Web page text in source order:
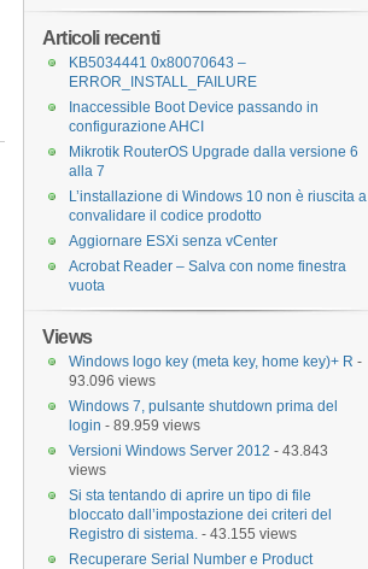
Articoli recenti
KB5034441 0x80070643 –
ERROR_INSTALL_FAILURE
Inaccessible Boot Device passando in
configurazione AHCI
Mikrotik RouterOS Upgrade dalla versione 6
alla 7
L’installazione di Windows 10 non è riuscita a
convalidare il codice prodotto
Aggiornare ESXi senza vCenter
Acrobat Reader – Salva con nome finestra
vuota
Views
Windows logo key (meta key, home key)+ R -
93.096 views
Windows 7, pulsante shutdown prima del
login - 89.959 views
Versioni Windows Server 2012 - 43.843
views
Si sta tentando di aprire un tipo di file
bloccato dall’impostazione dei criteri del
Registro di sistema. - 43.155 views
Recuperare Serial Number e Product